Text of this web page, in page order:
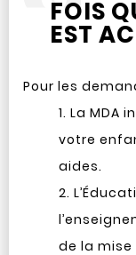
FOIS
EST
Pour les
La MDA
votre
aides.
de la